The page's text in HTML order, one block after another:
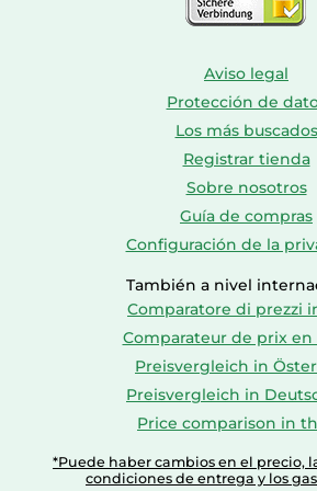
Aviso legal
Protección de
Los más buscados
Registrar tienda
Sobre nosotros
Guía de compras
Configuración de la
También a nivel
Comparatore di prezzi
Comparateur de prix en
Preisvergleich in
Preisvergleich in
Price comparison in
*Puede haber cambios en el precio,
condiciones de entrega y los